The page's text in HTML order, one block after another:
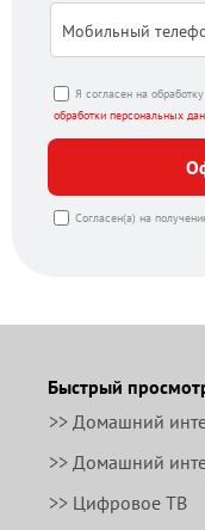
Я согласен на
обработки персональных
Согласен(а) на
Быстрый
>> Домашний
>> Домашний
>> Цифровое ТВ